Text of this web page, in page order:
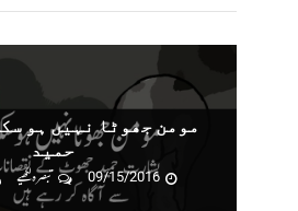
مومن جھوٹا نہیں ہو
حمید
09/15/2016
تبصرہ لکھیے